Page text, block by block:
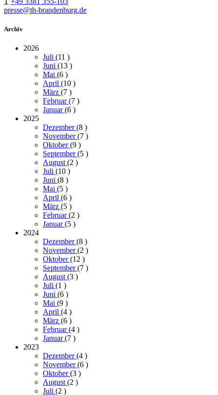
presse@th-brandenburg.de
Archiv
2026
Juli (11 )
Juni (13 )
Mai (6 )
April (10 )
März (7 )
Februar(7 )
Januar(6 )
2025
Dezember(8 )
November(7 )
Oktober(9 )
September(5 )
August(2 )
Juli (10 )
Juni (8 )
Mai (5 )
April (6 )
März (5 )
Februar(2 )
Januar(5 )
2024
Dezember(8 )
November(2 )
Oktober(12 )
September(7 )
August(3 )
Juli (1 )
Juni (6 )
Mai (9 )
April (4 )
März (6 )
Februar(4 )
Januar(7 )
2023
Dezember(4 )
November(6 )
Oktober(3 )
August(2 )
Juli (2 )